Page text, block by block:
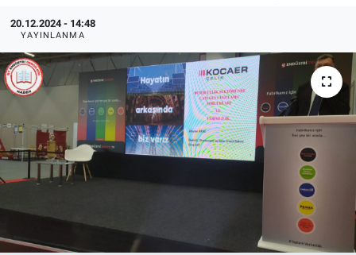
20.12.2024 - 14:48
YAYINLANMA
Ağır Sanayi Çözümleri